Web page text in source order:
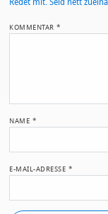
Redet mit. Seid nett
KOMMENTAR*
NAME *
E-MAIL-ADRESSE *